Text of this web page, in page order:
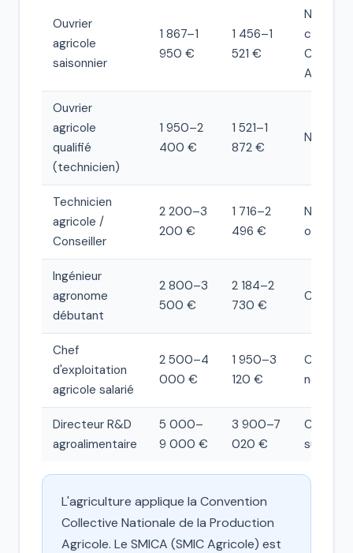
Ouvrier
agricole
saisonnier
1 867–1
950 €
1 456–1
521 €
Non-
cadre,
CCN
Ouvrier
agricole
qualifié
(technicien)
1 950–2
400 €
1 521–1
872 €
Non-
Technicien
agricole /
Conseiller
2 200–3
200 €
1 716–2
496 €
Non-
ou cadre
Ingénieur
agronome
débutant
2 800–3
500 €
2 184–2
730 €
Cadre
Chef
d'exploitation
agricole salarié
2 500–4
000 €
1 950–3
120 €
Cadre ou
non-
Directeur R&D
agroalimentaire
5 000–
9 000 €
3 900–7
020 €
Cadre
L'agriculture applique la Convention
Collective Nationale de la Production
Agricole. Le SMICA (SMIC Agricole) est